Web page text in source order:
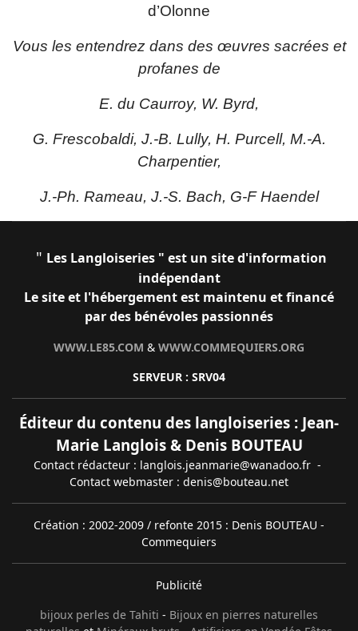
d’Olonne
Vous les entendrez dans des œuvres sacrées et
profanes de
E. du Caurroy, W. Byrd,
G. Frescobaldi, J.-B. Lully, H. Purcell, M.-A.
Charpentier,
J.-Ph. Rameau, J.-S. Bach, G-F Haendel
" Les Langloiseries " est un site d'information
indépendant
Le site et l'hébergement est maintenu et financé
par des bénévoles passionnés
WWW.LE85.COM & WWW.COMMEQUIERS.ORG
SERVEUR : SRV04
Éditeur du contenu des langloiseries : Jean-
Marie Langlois & Denis BOUTEAU
Contact rédacteur : langlois.jeanmarie@wanadoo.fr -
Contact webmaster : denis@bouteau.net
Création : 2002-2009 / refonte 2015 : Denis BOUTEAU -
Commequiers
Publicité
bijoux perles de Tahiti - Bijoux en pierres naturelles